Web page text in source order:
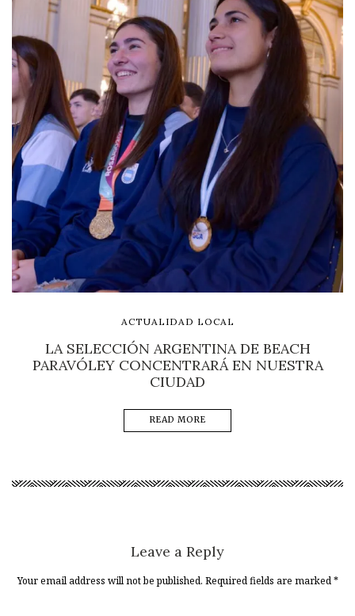
ACTUALIDAD LOCAL
LA SELECCIÓN ARGENTINA DE BEACH
PARAVÓLEY CONCENTRARÁ EN NUESTRA
CIUDAD
READ MORE
Leave a Reply
Your email address will not be published. Required fields are marked*